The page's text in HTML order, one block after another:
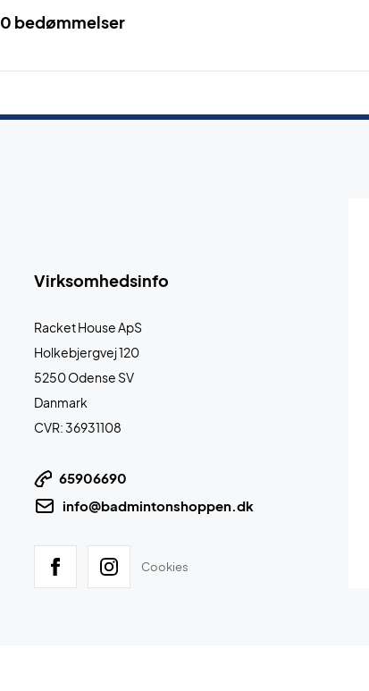
0 bedømmelser
Virksomhedsinfo
Racket House ApS
Holkebjergvej 120
5250 Odense SV
Danmark
CVR: 36931108
65906690
info@badmintonshoppen.dk
Cookies